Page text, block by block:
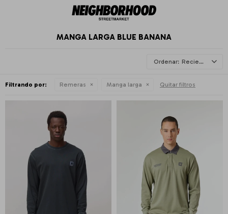
MANGA LARGA BLUE BANANA
Recientes
Filtrando por: Remeras Manga larga Quitar filtros